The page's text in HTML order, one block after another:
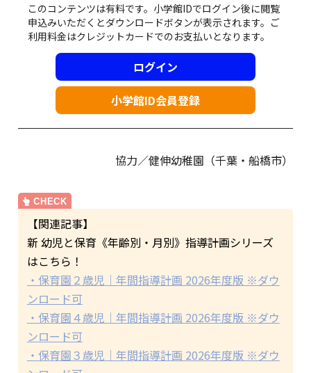
このコンテンツは有料です。小学館IDでログイン後に閲覧
申込みいただくとダウンロードボタンが表示されます。ご
利用料金はクレジットカードでのお支払いとなります。
ログイン
小学館ID会員登録
協力／健伸幼稚園（千葉・船橋市）
【関連記事】
新 幼児と保育《年齢別・月別》指導計画シリーズ
はこちら！
・保育園２歳児｜年間指導計画 2026年度版 ※ダウ
ンロード可
・保育園４歳児｜年間指導計画 2026年度版 ※ダウ
ンロード可
・保育園３歳児｜年間指導計画 2026年度版 ※ダウ